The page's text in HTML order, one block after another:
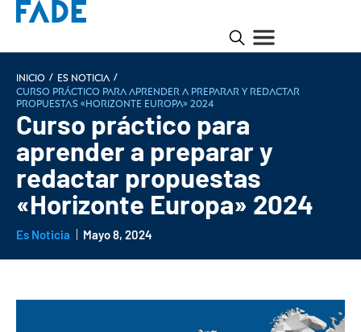
INICIO / Es noticia /
Curso práctico para aprender a preparar y redactar
propuestas «Horizonte Europa» 2024
Curso práctico para
aprender a preparar y
redactar propuestas
«Horizonte Europa» 2024
Es Noticia Mayo 8, 2024